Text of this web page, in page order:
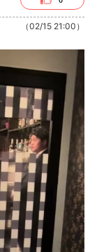
（02/15 21:00）